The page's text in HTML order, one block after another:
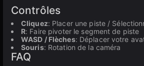
Contrôles
Cliquez: Placer une piste /
R: Faire pivoter le segment de piste
WASD / Flèches: Déplacer votre
Souris: Rotation de la caméra
FAQ